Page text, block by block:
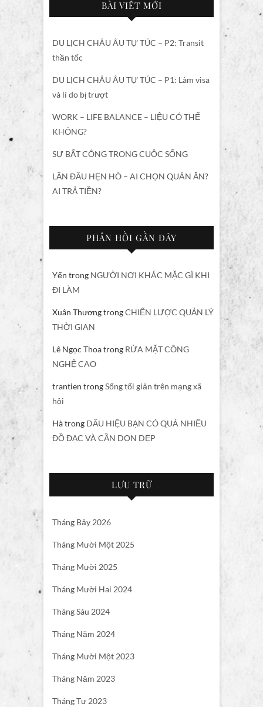
BÀI VIẾT MỚI
DU LỊCH CHÂU ÂU TỰ TÚC – P2: Transit
thần tốc
DU LỊCH CHÂU ÂU TỰ TÚC – P1: Làm visa
và lí do bị trượt
WORK – LIFE BALANCE – LIỆU CÓ THỂ
KHÔNG?
SỰ BẤT CÔNG TRONG CUỘC SỐNG
LẦN ĐẦU HẸN HÒ – AI CHỌN QUÁN ĂN?
AI TRẢ TIỀN?
PHẢN HỒI GẦN ĐÂY
Yến trong NGƯỜI NƠI KHÁC MẶC GÌ KHI
ĐI LÀM
Xuân ThươngtrongCHIẾN LƯỢC QUẢN LÝ
THỜI GIAN
Lê Ngọc Thoatrong RỬA MẶT CÔNG
NGHỆ CAO
trantien trongSống tối giản trên mạng xã
hội
Hàtrong DẤU HIỆU BẠN CÓ QUÁ NHIỀU
ĐỒ ĐẠC VÀ CẦN DỌN DẸP
LƯU TRỮ
Tháng Bảy 2026
Tháng Mười Một 2025
Tháng Mười 2025
Tháng Mười Hai 2024
Tháng Sáu 2024
Tháng Năm 2024
Tháng Mười Một 2023
Tháng Năm 2023
Tháng Tư 2023